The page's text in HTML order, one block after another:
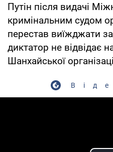
Путін після видачі
кримінальним судом
перестав виїжджати
диктатор не відвідає
Шанхайської